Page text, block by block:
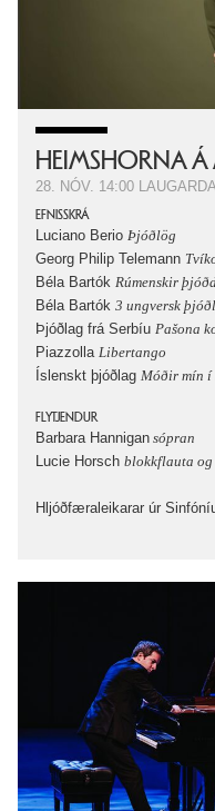
HEIMSHORNA Á
28. NÓV. 14:00
EFNISSKRÁ
Luciano Berio Þjóðlög
Georg Philip Telemann
Béla Bartók Rúmenskir
Béla Bartók 3 ungversk
Þjóðlag frá Serbíu Pašona
Piazzolla Libertango
Íslenskt þjóðlag Móðir mín í
FLYTJENDUR
Barbara Hannigan sópran
Lucie Horsch blokkflauta og
Hljóðfæraleikarar úr